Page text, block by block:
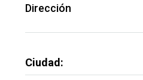
Dirección
Ciudad: